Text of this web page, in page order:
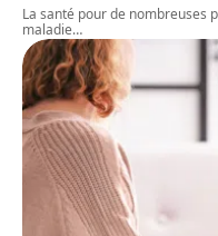
La santé pour de nombreuses
maladie…